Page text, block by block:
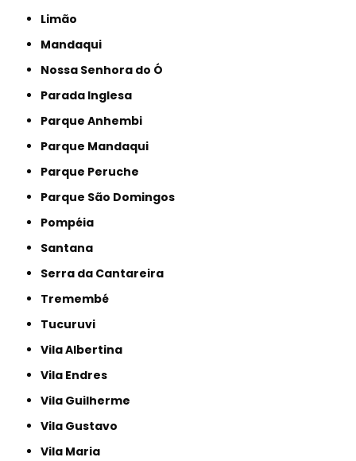
Limão
Mandaqui
Nossa Senhora do Ó
Parada Inglesa
Parque Anhembi
Parque Mandaqui
Parque Peruche
Parque São Domingos
Pompéia
Santana
Serra da Cantareira
Tremembé
Tucuruvi
Vila Albertina
Vila Endres
Vila Guilherme
Vila Gustavo
Vila Maria